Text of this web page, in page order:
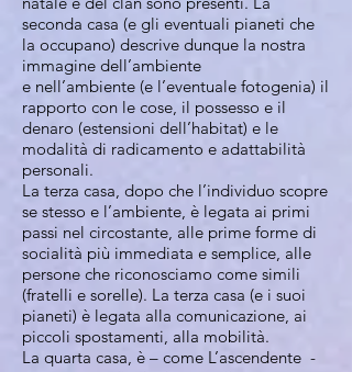
seconda casa (e gli eventuali pianeti che
la occupano) descrive dunque la nostra
immagine dell’ambiente
e nell’ambiente (e l’eventuale fotogenia) il
rapporto con le cose, il possesso e il
denaro (estensioni dell’habitat) e le
modalità di radicamento e adattabilità
personali.
La terza casa, dopo che l’individuo scopre
se stesso e l’ambiente, è legata ai primi
passi nel circostante, alle prime forme di
socialità più immediata e semplice, alle
persone che riconosciamo come simili
(fratelli e sorelle). La terza casa (e i suoi
pianeti) è legata alla comunicazione, ai
piccoli spostamenti, alla mobilità.
La quarta casa, è – come L’ascendente -